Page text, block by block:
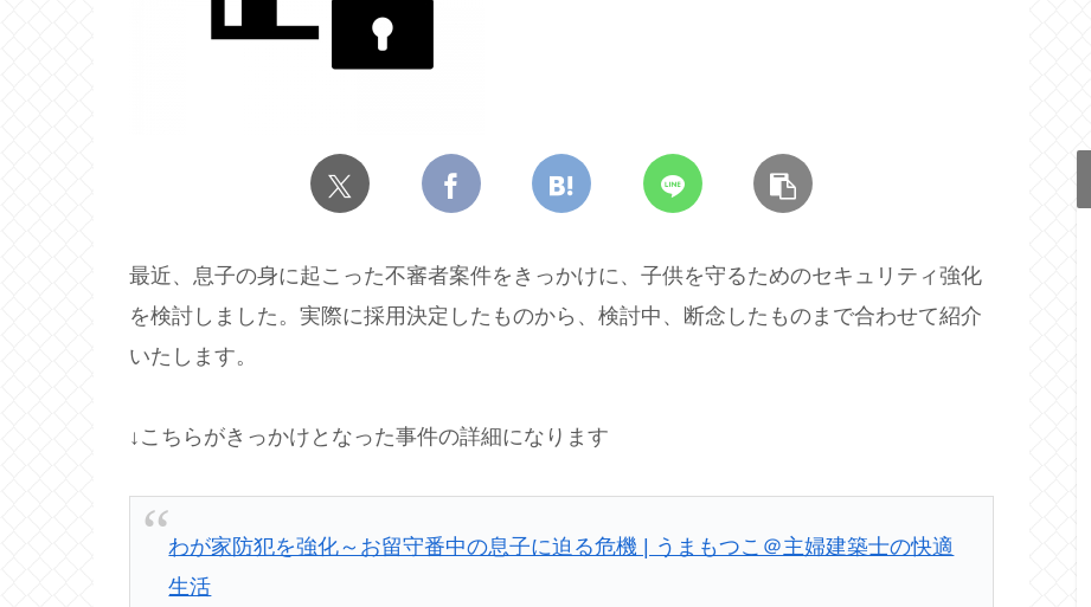
最近、息子の身に起こった不審者案件をきっかけに、子供を守るためのセキュリティ強化
を検討しました。実際に採用決定したものから、検討中、断念したものまで合わせて紹介
いたします。
↓こちらがきっかけとなった事件の詳細になります
わが家防犯を強化～お留守番中の息子に迫る危機 | うまもつこ＠主婦建築士の快適
生活